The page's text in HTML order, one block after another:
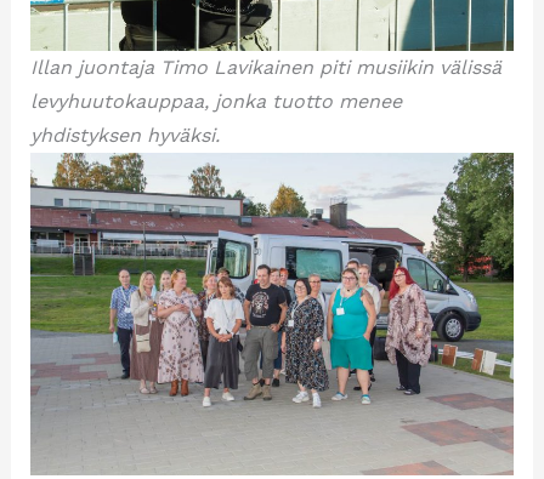
Illan juontaja Timo Lavikainen piti musiikin välissä
levyhuutokauppaa, jonka tuotto menee
yhdistyksen hyväksi.